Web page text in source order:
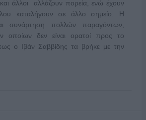
άλλοι αλλάζουν πορεία, ενώ έχουν
καταλήγουν σε άλλο σημείο. Η
συνάρτηση πολλών παραγόντων,
οποίων δεν είναι ορατοί προς το
ο Ιβάν Σαββίδης τα βρήκε με την